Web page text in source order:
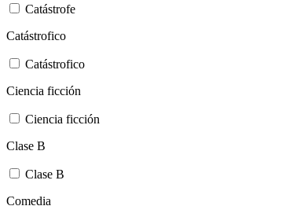
Catástrofe
Catástrofico
Catástrofico
Ciencia ficción
Ciencia ficción
Clase B
Clase B
Comedia